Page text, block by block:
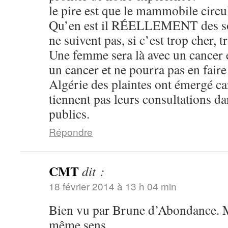
le pire est que le mammobile
Qu’en est il RÉELLEMENT des
ne suivent pas, si c’est trop cher,
Une femme sera là avec un cancer
un cancer et ne pourra pas en
Algérie des plaintes ont émergé
tiennent pas leurs consultations
publics.
Répondre
CMTdit :
18 février 2014 à 13 h 04 min
Bien vu par Brune d’Abondance.